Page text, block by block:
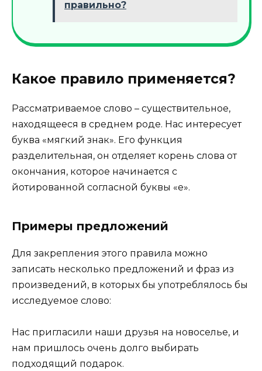
правильно?
Какое правило применяется?
Рассматриваемое слово – существительное,
находящееся в среднем роде. Нас интересует
буква «мягкий знак». Его функция
разделительная, он отделяет корень слова от
окончания, которое начинается с
йотированной согласной буквы «е».
Примеры предложений
Для закрепления этого правила можно
записать несколько предложений и фраз из
произведений, в которых бы употреблялось бы
исследуемое слово:
Нас пригласили наши друзья на новоселье, и
нам пришлось очень долго выбирать
подходящий подарок.